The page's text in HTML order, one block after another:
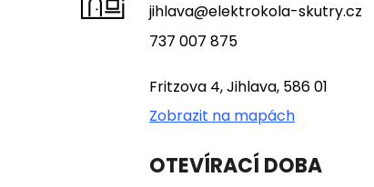
jihlava@elektrokola-skutry.cz
737 007 875
Fritzova 4, Jihlava, 586 01
Zobrazit na mapách
OTEVÍRACÍ DOBA